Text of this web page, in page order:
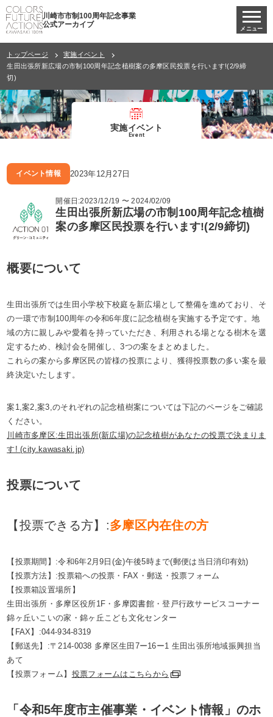
川崎市市制100周年記念事業
公式アーカイブ
メニュー
トップページ
実施イベント
生田出張所新広場の市制100周年記念植樹案の多摩区民投票を行います!(2/9締
切)
実施イベント
Event
イベント情報 2023年12月27日
開催日:2023/12/19 〜 2024/02/09
生田出張所新広場の市制100周年記念植樹
案の多摩区民投票を行います!(2/9締切)
概要について
生田出張所では生田小学校下校庭を新広場として整備を進めており、そ
の一環で市制100周年の令和6年度に記念植樹を実施する予定です。地
域の方に親しみや愛着を持っていただき、利用される場となる樹木を選
定するため、検討会を開催し、3つの案をまとめました。
これらの案から多摩区民の皆様の投票により、獲得投票数の多い案を最
終決定いたします。
案1,案2,案3,のそれぞれの記念植樹案については下記のページをご確認
ください。
川崎市多摩区:生田出張所(新広場)の記念植樹があなたの投票で決まりま
す! (city.kawasaki.jp)
投票について
【投票できる方】:多摩区内在住の方
【投票期間】:令和6年2月9日(金)午後5時まで(郵便は当日消印有効)
【投票方法】:投票箱への投票・FAX・郵送・投票フォーム
【投票箱設置場所】
生田出張所・多摩区役所1F・多摩図書館・登戸行政サービスコーナー
錦ヶ丘いこいの家・錦ヶ丘こども文化センター
【FAX】:044-934-8319
【郵送先】:〒214-0038 多摩区生田7ー16ー1 生田出張所地域振興担当
あて
【投票フォーム】 投票フォームはこちらから
「令和5年度市主催事業・イベント情報」のホ